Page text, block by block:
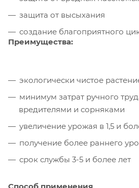
защита от высыхания
создание благоприятного
Преимущества:
экологически чистое
минимум затрат ручного
вредителями и сорняками
увеличение урожая в 1,5 и
получение более раннего
срок службы 3-5 и более лет